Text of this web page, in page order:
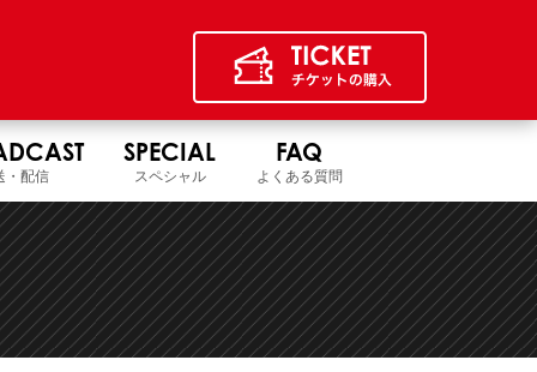
・配信
SPECIAL
スペシャル
FAQ
よくある質問